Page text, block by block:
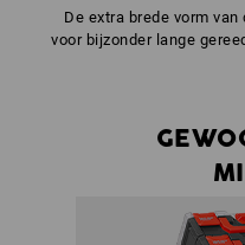
De extra brede vorm van
voor bijzonder lange